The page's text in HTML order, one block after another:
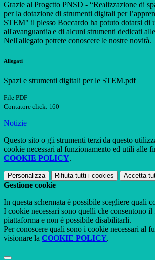
Grazie al Progetto PNSD - “Realizzazione di
per la dotazione di strumenti digitali per
STEM" il plesso Boccardo ha potuto dotarsi di
all'avanguardia e di alcuni strumenti dedicati
Nell'allegato potrete conoscere le nostre novità.
Allegati
Spazi e strumenti digitali per le STEM.pdf
File PDF
Contatore click: 160
Notizie
Questo sito o gli strumenti terzi da questo
cookie necessari al funzionamento ed utili alle
COOKIE POLICY.
Personalizza Rifiuta tutti i cookies Accetta
Gestione cookie
In questa schermata è possibile scegliere quali
I cookie necessari sono quelli che consentono il
piattaforma e non è possibile disabilitarli.
Per conoscere quali sono i cookie necessari al
visionare la COOKIE POLICY.